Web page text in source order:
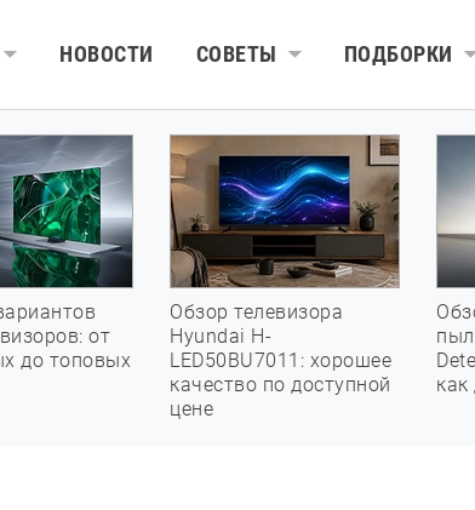
НОВОСТИ СОВЕТЫ ПОДБОРКИ
от
до топовых
Обзор телевизора
Hyundai H-
LED50BU7011: хорошее
качество по доступной
цене
как